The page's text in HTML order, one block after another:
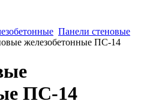
Панели стеновые
железобетонные ПС-14
ПС-14